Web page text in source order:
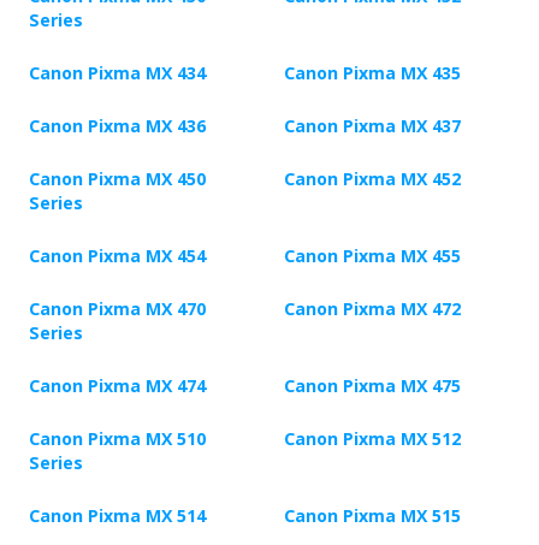
Series
Canon Pixma MX 434 Canon Pixma MX 435
Canon Pixma MX 436 Canon Pixma MX 437
Canon Pixma MX 450
Series
Canon Pixma MX 452
Canon Pixma MX 454 Canon Pixma MX 455
Canon Pixma MX 470
Series
Canon Pixma MX 472
Canon Pixma MX 474 Canon Pixma MX 475
Canon Pixma MX 510
Series
Canon Pixma MX 512
Canon Pixma MX 514 Canon Pixma MX 515